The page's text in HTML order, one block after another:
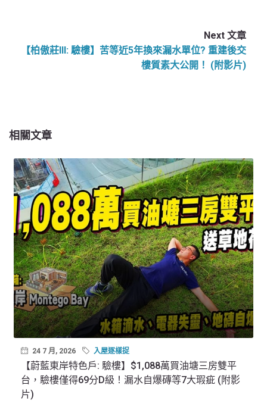
Next 文章
【柏傲莊III: 驗樓】苦等近5年換來漏水單位? 重建後交
樓質素大公開！ (附影片)
相關文章
24 7 月, 2026 入屋逐樣捉
【蔚藍東岸特色戶: 驗樓】$1,088萬買油塘三房雙平
台，驗樓僅得69分D級！漏水自爆磚等7大瑕疵 (附影
片)